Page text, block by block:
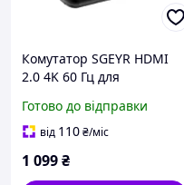
Комутатор SGEYR HDMI
2.0 4K 60 Гц для
пристроїв з ІЧ-пультом
керування
Готово до відправки
від 110₴/міс
1 099₴